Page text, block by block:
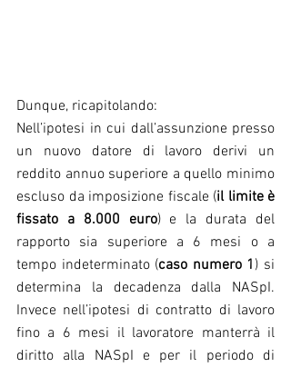
Dunque, ricapitolando:
Nell’ipotesi in cui dall’assunzione presso
un nuovo datore di lavoro derivi un
reddito annuo superiore a quello minimo
escluso da imposizione fiscale (il limite è
fissato a 8.000 euro) e la durata del
rapporto sia superiore a 6 mesi o a
tempo indeterminato (caso numero 1 ) si
determina la decadenza dalla NASpI.
Invece nell’ipotesi di contratto di lavoro
fino a 6 mesi il lavoratore manterrà il
diritto alla NASpI e per il periodo di